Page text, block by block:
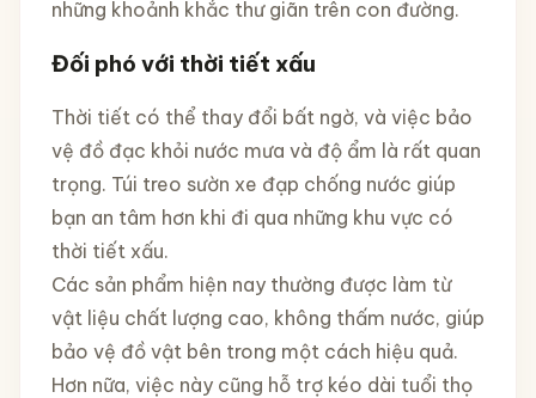
những khoảnh khắc thư giãn trên con đường.
Đối phó với thời tiết xấu
Thời tiết có thể thay đổi bất ngờ, và việc bảo
vệ đồ đạc khỏi nước mưa và độ ẩm là rất quan
trọng. Túi treo sườn xe đạp chống nước giúp
bạn an tâm hơn khi đi qua những khu vực có
thời tiết xấu.
Các sản phẩm hiện nay thường được làm từ
vật liệu chất lượng cao, không thấm nước, giúp
bảo vệ đồ vật bên trong một cách hiệu quả.
Hơn nữa, việc này cũng hỗ trợ kéo dài tuổi thọ